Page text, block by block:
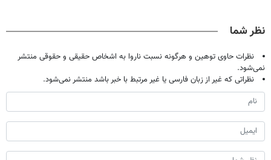
نظر شما
نظرات حاوی توهین و هرگونه نسبت ناروا به اشخاص حقیقی و حقوقی منتشر
نمی‌شود.
نظراتی که غیر از زبان فارسی یا غیر مرتبط با خبر باشد منتشر نمی‌شود.